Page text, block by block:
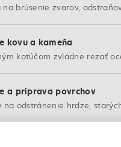
na brúsenie zvarov,
kovu a kameňa
kotúčom zvládne rezať
a príprava povrchov
na odstránenie hrdze,
práce